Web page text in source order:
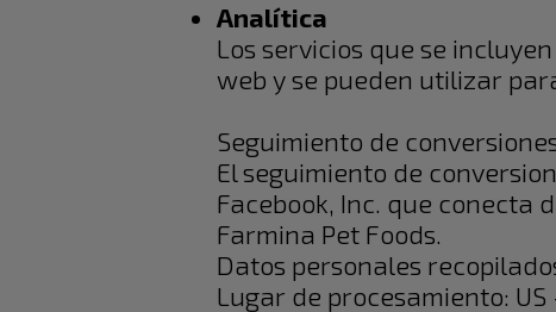
Analítica​
Los servicios que se
web y se pueden utilizar
Seguimiento de
El seguimiento de
Facebook, Inc. que conecta
Farmina Pet Foods.
Datos personales
Lugar de procesamiento: US